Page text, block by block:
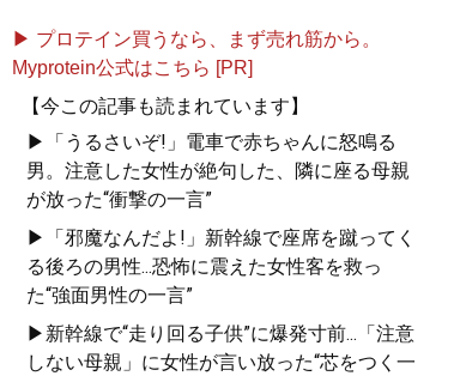
▶ プロテイン買うなら、まず売れ筋から。
Myprotein公式はこちら [PR]
【今この記事も読まれています】
▶「うるさいぞ!」電車で赤ちゃんに怒鳴る
男。注意した女性が絶句した、隣に座る母親
が放った“衝撃の一言”
▶「邪魔なんだよ!」新幹線で座席を蹴ってく
る後ろの男性...恐怖に震えた女性客を救っ
た“強面男性の一言”
▶新幹線で“走り回る子供”に爆発寸前...「注意
しない母親」に女性が言い放った“芯をつく一